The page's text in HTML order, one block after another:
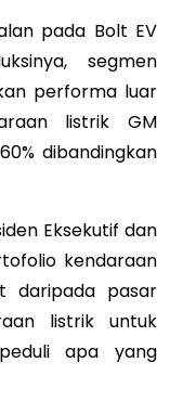
pada Bolt EV
segmen
performa luar
listrik GM
dibandingkan
Eksekutif dan
kendaraan
daripada pasar
listrik untuk
apa yang